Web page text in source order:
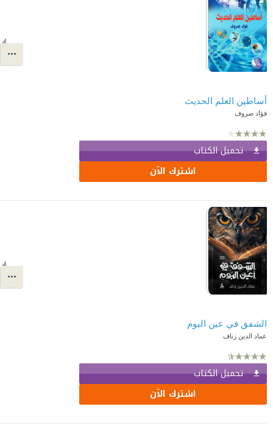
أساطين العلم الحديث
فؤاد صروف
تحميل الكتاب
اشترك الآن
الشفق في عين البوم
عماد الدين زناف
تحميل الكتاب
اشترك الآن